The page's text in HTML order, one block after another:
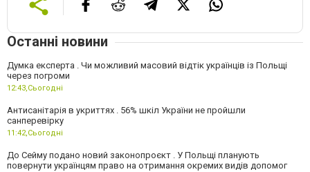
Останні новини
Думка експерта . Чи можливий масовий відтік українців із Польщі
через погроми
12:43, Сьогодні
Антисанітарія в укриттях . 56% шкіл України не пройшли
санперевірку
11:42, Сьогодні
До Сейму подано новий законопроєкт . У Польщі планують
повернути українцям право на отримання окремих видів допомог